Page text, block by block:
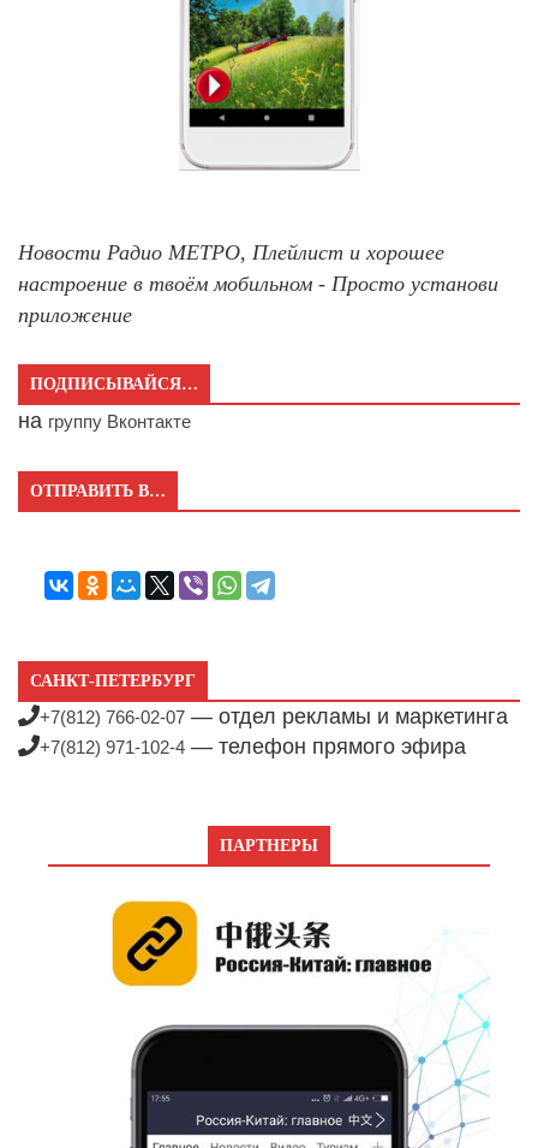
Новости Радио МЕТРО, Плейлист и хорошее
настроение в твоём мобильном - Просто установи
приложение
ПОДПИСЫВАЙСЯ…
на группу Вконтакте
ОТПРАВИТЬ В…
САНКТ-ПЕТЕРБУРГ
+7(812) 766-02-07 — отдел рекламы и маркетинга
+7(812) 971-102-4 — телефон прямого эфира
ПАРТНЕРЫ